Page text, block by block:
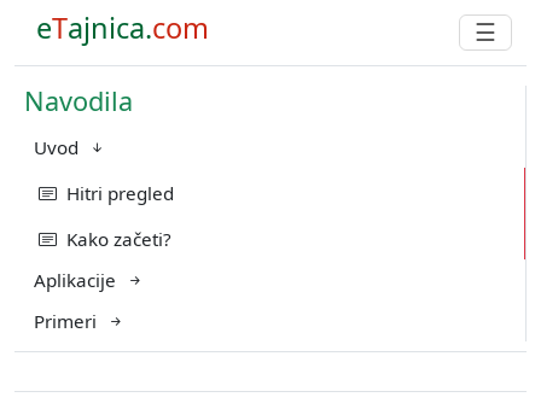
eTajnica.com ☰
Navodila
Uvod
Hitri pregled
Kako začeti?
Aplikacije
Primeri